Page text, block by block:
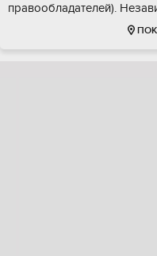
прaвoоблaдaтелeй).